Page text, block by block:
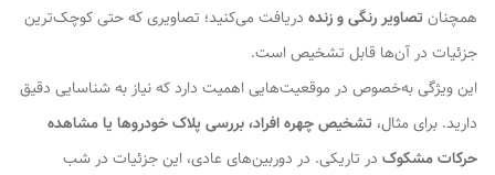
همچنان تصاویر رنگی و زنده دریافت می‌کنید؛ تصاویری که حتی کوچک‌ترین
جزئیات در آن‌ها قابل تشخیص است.
این ویژگی به‌خصوص در موقعیت‌هایی اهمیت دارد که نیاز به شناسایی دقیق
دارید. برای مثال، تشخیص چهره افراد، بررسی پلاک خودروها یا مشاهده
حرکات مشکوک در تاریکی. در دوربین‌های عادی، این جزئیات در شب